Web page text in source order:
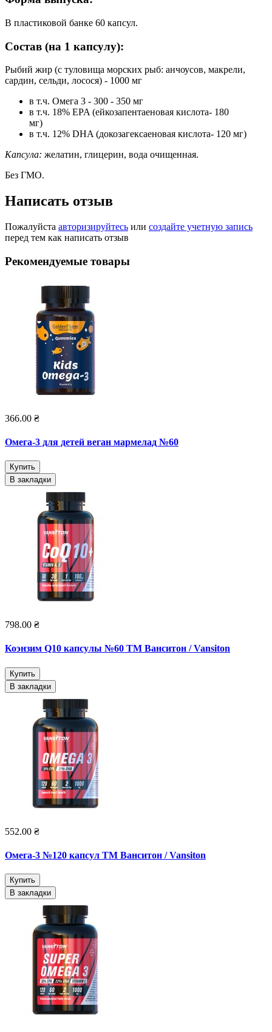
В пластиковой банке 60 капсул.
Состав (на 1 капсулу):
Рыбий жир (с туловища морских рыб: анчоусов, макрели,
сардин, сельди, лосося) - 1000 мг
в т.ч. Омега 3 - 300 - 350 мг
в т.ч. 18% EPA (ейкозапентаеновая кислота- 180
мг)
в т.ч. 12% DHA (докозагексаеновая кислота- 120 мг)
Капсула: желатин, глицерин, вода очищенная.
Без ГМО.
Написать отзыв
Пожалуйста авторизируйтесь или создайте учетную запись
перед тем как написать отзыв
Рекомендуемые товары
366.00 ₴
Омега-3 для детей веган мармелад №60
Купить
В закладки
798.00 ₴
Коэнзим Q10 капсулы №60 ТМ Ванситон / Vansiton
Купить
В закладки
552.00 ₴
Омега-3 №120 капсул ТМ Ванситон / Vansiton
Купить
В закладки